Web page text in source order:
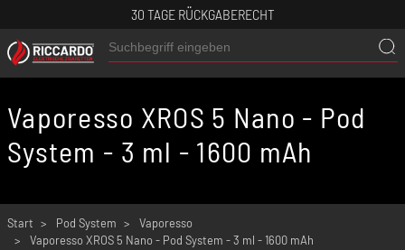
30 TAGE RÜCKGABERECHT
Vaporesso XROS 5 Nano - Pod
System - 3 ml - 1600 mAh
Start Pod System
Vaporesso
Vaporesso XROS 5 Nano - Pod System - 3 ml - 1600 mAh